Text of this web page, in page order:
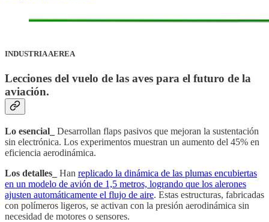
INDUSTRIA AEREA
Lecciones del vuelo de las aves para el futuro de la
aviación.
Lo esencial_ Desarrollan flaps pasivos que mejoran la sustentación
sin electrónica. Los experimentos muestran un aumento del 45% en
eficiencia aerodinámica.
Los detalles_ Han replicado la dinámica de las plumas encubiertas
en un modelo de avión de 1,5 metros, logrando que los alerones
ajusten automáticamente el flujo de aire. Estas estructuras, fabricadas
con polímeros ligeros, se activan con la presión aerodinámica sin
necesidad de motores o sensores.